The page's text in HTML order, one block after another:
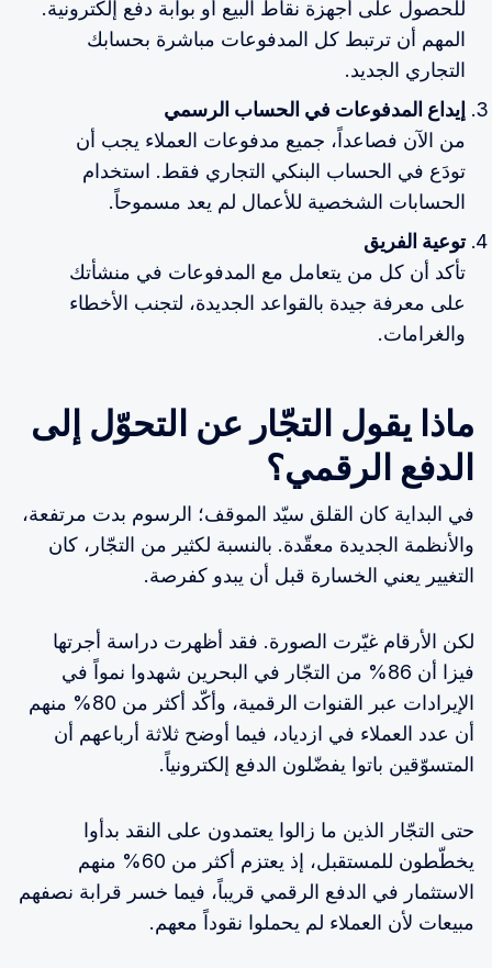
للحصول على أجهزة نقاط البيع أو بوابة دفع إلكترونية.
المهم أن ترتبط كل المدفوعات مباشرة بحسابك
التجاري الجديد.
إيداع المدفوعات في الحساب الرسمي
من الآن فصاعداً، جميع مدفوعات العملاء يجب أن
تودَع في الحساب البنكي التجاري فقط. استخدام
الحسابات الشخصية للأعمال لم يعد مسموحاً.
توعية الفريق
تأكد أن كل من يتعامل مع المدفوعات في منشأتك
على معرفة جيدة بالقواعد الجديدة، لتجنب الأخطاء
والغرامات.
ماذا يقول التجّار عن التحوّل إلى
الدفع الرقمي؟
في البداية كان القلق سيّد الموقف؛ الرسوم بدت مرتفعة،
والأنظمة الجديدة معقّدة. بالنسبة لكثير من التجّار، كان
التغيير يعني الخسارة قبل أن يبدو كفرصة.
لكن الأرقام غيّرت الصورة. فقد أظهرت دراسة أجرتها
فيزا أن 86% من التجّار في البحرين شهدوا نمواً في
الإيرادات عبر القنوات الرقمية، وأكّد أكثر من 80% منهم
أن عدد العملاء في ازدياد، فيما أوضح ثلاثة أرباعهم أن
المتسوّقين باتوا يفضّلون الدفع إلكترونياً.
حتى التجّار الذين ما زالوا يعتمدون على النقد بدأوا
يخطّطون للمستقبل، إذ يعتزم أكثر من 60% منهم
الاستثمار في الدفع الرقمي قريباً، فيما خسر قرابة نصفهم
مبيعات لأن العملاء لم يحملوا نقوداً معهم.